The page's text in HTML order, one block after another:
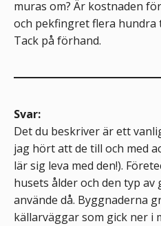
muras om? Är kostnaden
och pekfingret flera hundra
Tack på förhand.
Svar:
Det du beskriver är ett
jag hört att de till och med
lär sig leva med den!).
husets ålder och den typ
använde då. Byggnaderna
källarväggar som gick ner i